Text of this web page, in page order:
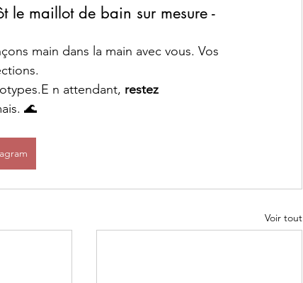
le maillot de bain sur mesure -
main dans la main avec vous. Vos
n attendant, restez
🌊
Voir tout